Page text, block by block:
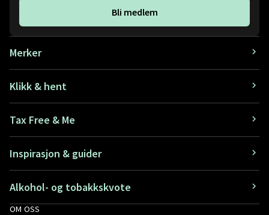
Bli medlem
Merker
Klikk & hent
Tax Free & Me
Inspirasjon & guider
Alkohol- og tobakkskvote
OM OSS